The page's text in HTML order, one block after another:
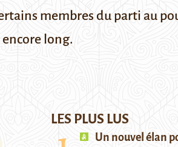
membres du parti au
long.
LES PLUS LUS
Un nouvel élan